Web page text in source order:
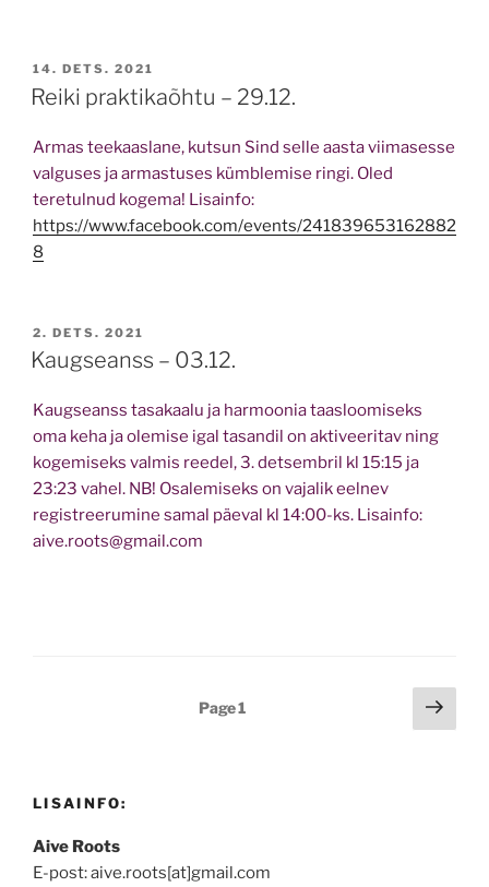
POSTED
ON
14. DETS. 2021
Reiki praktikaõhtu – 29.12.
Armas teekaaslane, kutsun Sind selle aasta viimasesse
valguses ja armastuses kümblemise ringi. Oled
teretulnud kogema! Lisainfo:
https://www.facebook.com/events/241839653162882
8
POSTED
ON
2. DETS. 2021
Kaugseanss – 03.12.
Kaugseanss tasakaalu ja harmoonia taasloomiseks
oma keha ja olemise igal tasandil on aktiveeritav ning
kogemiseks valmis reedel, 3. detsembril kl 15:15 ja
23:23 vahel. NB! Osalemiseks on vajalik eelnev
registreerumine samal päeval kl 14:00-ks. Lisainfo:
aive.roots@gmail.com
Page1
Next
page
LISAINFO:
Aive Roots
E-post: aive.roots[at]gmail.com